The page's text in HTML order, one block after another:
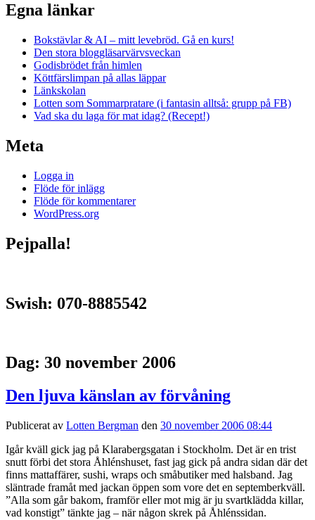
Egna länkar
Bokstävlar & AI – mitt levebröd. Gå en kurs!
Den stora bloggläsarvärvsveckan
Godisbrödet från himlen
Köttfärslimpan på allas läppar
Länkskolan
Lotten som Sommarpratare (i fantasin alltså: grupp på FB)
Vad ska du laga för mat idag? (Recept!)
Meta
Logga in
Flöde för inlägg
Flöde för kommentarer
WordPress.org
Pejpalla!
Swish: 070-8885542
Dag: 30 november 2006
Den ljuva känslan av förvåning
Publicerat av Lotten Bergman den 30 november 2006 08:44
Igår kväll gick jag på Klarabergsgatan i Stockholm. Det är en trist
snutt förbi det stora Åhlénshuset, fast jag gick på andra sidan där det
finns mattaffärer, sushi, wraps och småbutiker med halsband. Jag
släntrade framåt med jackan öppen som vore det en septemberkväll.
”Alla som går bakom, framför eller mot mig är ju svartklädda killar,
vad konstigt” tänkte jag – när någon skrek på Åhlénssidan.